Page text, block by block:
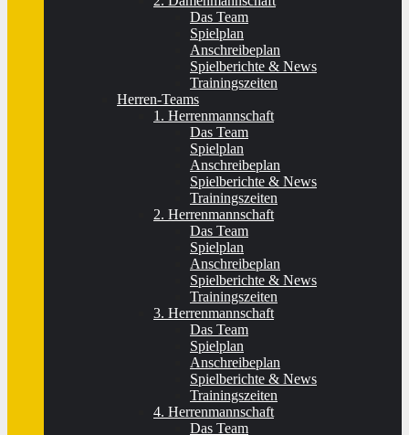
Das Team
Spielplan
Anschreibeplan
Spielberichte & News
Trainingszeiten
Herren-Teams
1. Herrenmannschaft
Das Team
Spielplan
Anschreibeplan
Spielberichte & News
Trainingszeiten
2. Herrenmannschaft
Das Team
Spielplan
Anschreibeplan
Spielberichte & News
Trainingszeiten
3. Herrenmannschaft
Das Team
Spielplan
Anschreibeplan
Spielberichte & News
Trainingszeiten
4. Herrenmannschaft
Das Team